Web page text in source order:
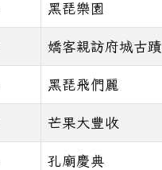
黑琵樂園
嬌客親訪府城古蹟
黑琵飛們麗
芒果大豐收
孔廟慶典